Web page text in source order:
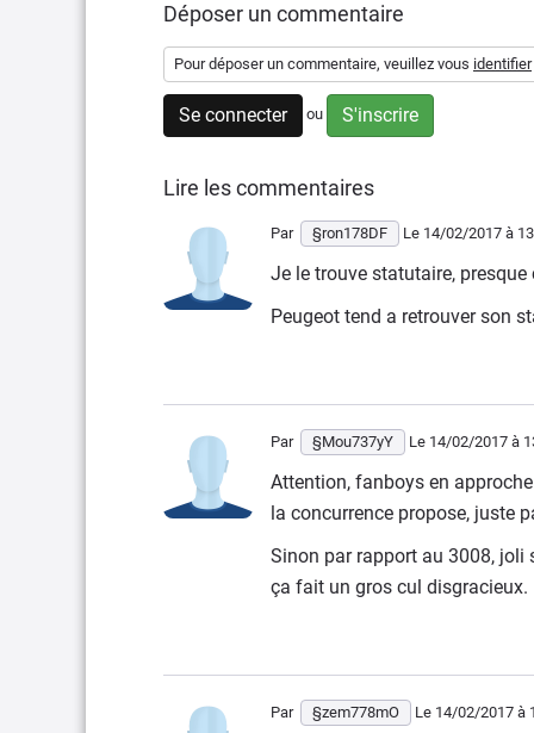
Déposer un commentaire
Pour déposer un commentaire, veuillez vous identifier
Se connecter ou S'inscrire
Lire les commentaires
Par §ron178DF Le 14/02/2017 à
Je le trouve statutaire, presque
Peugeot tend a retrouver son
Par §Mou737yY Le 14/02/2017 à
Attention, fanboys en
la concurrence propose, juste
Sinon par rapport au 3008, joli
ça fait un gros cul disgracieux.
Par §zem778mO Le 14/02/2017 à